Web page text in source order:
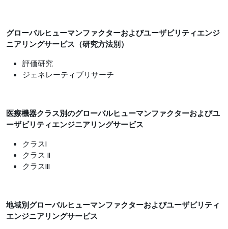
グローバルヒューマンファクターおよびユーザビリティエンジ
ニアリングサービス（研究方法別）
評価研究
ジェネレーティブリサーチ
医療機器クラス別のグローバルヒューマンファクターおよびユ
ーザビリティエンジニアリングサービス
クラスI
クラス II
クラスIII
地域別グローバルヒューマンファクターおよびユーザビリティ
エンジニアリングサービス